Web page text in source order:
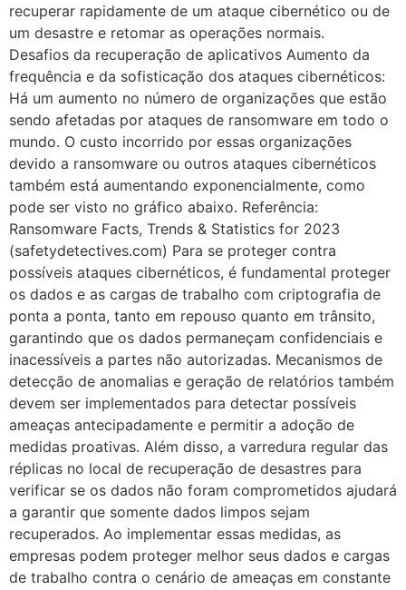
recuperar rapidamente de um ataque cibernético ou de
um desastre e retomar as operações normais.
Desafios da recuperação de aplicativos Aumento da
frequência e da sofisticação dos ataques cibernéticos:
Há um aumento no número de organizações que estão
sendo afetadas por ataques de ransomware em todo o
mundo. O custo incorrido por essas organizações
devido a ransomware ou outros ataques cibernéticos
também está aumentando exponencialmente, como
pode ser visto no gráfico abaixo. Referência:
Ransomware Facts, Trends & Statistics for 2023
(safetydetectives.com) Para se proteger contra
possíveis ataques cibernéticos, é fundamental proteger
os dados e as cargas de trabalho com criptografia de
ponta a ponta, tanto em repouso quanto em trânsito,
garantindo que os dados permaneçam confidenciais e
inacessíveis a partes não autorizadas. Mecanismos de
detecção de anomalias e geração de relatórios também
devem ser implementados para detectar possíveis
ameaças antecipadamente e permitir a adoção de
medidas proativas. Além disso, a varredura regular das
réplicas no local de recuperação de desastres para
verificar se os dados não foram comprometidos ajudará
a garantir que somente dados limpos sejam
recuperados. Ao implementar essas medidas, as
empresas podem proteger melhor seus dados e cargas
de trabalho contra o cenário de ameaças em constante